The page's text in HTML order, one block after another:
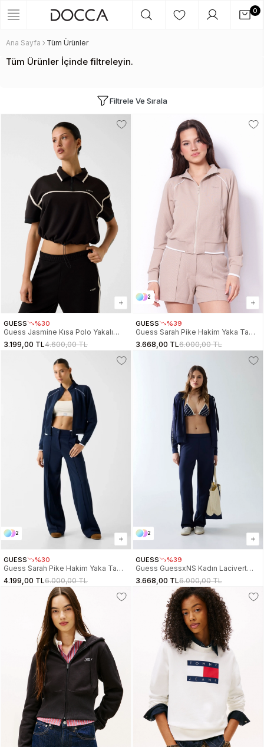
0
Ana Sayfa Tüm Ürünler
Tüm Ürünler İçinde filtreleyin.
Filtrele Ve Sırala
GUESS %30
Guess Jasmine Kısa Polo Yakalı
Yarım Fermuarlı Kadın Siyah Polo T-
Shirt V6GP01K2945-JBLK
3.199,00 TL4.600,00 TL
2
GUESS %39
Guess Sarah Pike Hakim Yaka Tam
Fermuarlı Kadın Bej Eşofman Üstü
V6GQ05K2916-G1BW
3.668,00 TL6.000,00 TL
2
GUESS %30
Guess Sarah Pike Hakim Yaka Tam
Fermuarlı Kadın Lacivert Eşofman
Üstü V6GQ05K2916-A71W
4.199,00 TL6.000,00 TL
2
GUESS %39
Guess GuessxNS Kadın Lacivert
Pantolon W6GB29K3282-G7V2
3.668,00 TL6.000,00 TL